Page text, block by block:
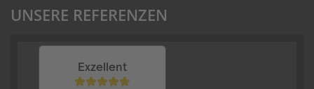
UNSERE REFERENZEN